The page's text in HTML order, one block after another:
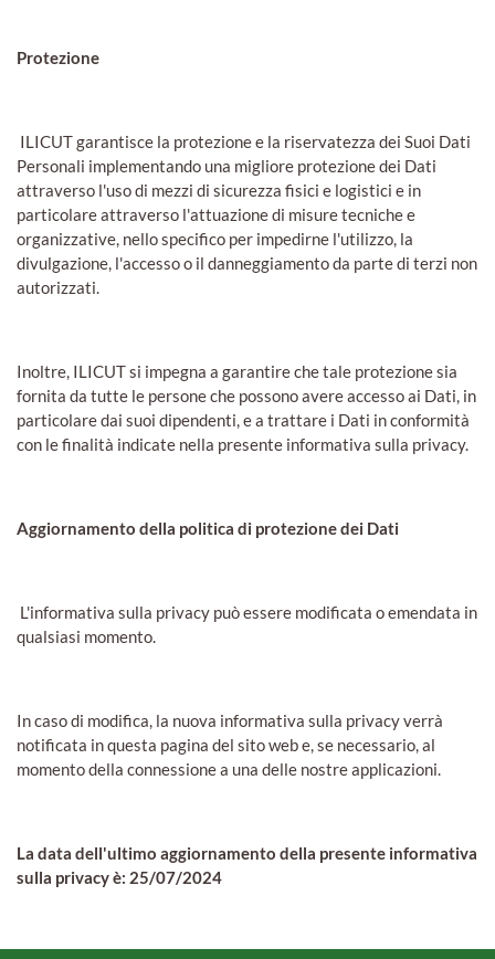
Protezione
ILICUT garantisce la protezione e la riservatezza dei Suoi Dati
Personali implementando una migliore protezione dei Dati
attraverso l'uso di mezzi di sicurezza fisici e logistici e in
particolare attraverso l'attuazione di misure tecniche e
organizzative, nello specifico per impedirne l'utilizzo, la
divulgazione, l'accesso o il danneggiamento da parte di terzi non
autorizzati.
Inoltre, ILICUT si impegna a garantire che tale protezione sia
fornita da tutte le persone che possono avere accesso ai Dati, in
particolare dai suoi dipendenti, e a trattare i Dati in conformità
con le finalità indicate nella presente informativa sulla privacy.
Aggiornamento della politica di protezione dei Dati
L'informativa sulla privacy può essere modificata o emendata in
qualsiasi momento.
In caso di modifica, la nuova informativa sulla privacy verrà
notificata in questa pagina del sito web e, se necessario, al
momento della connessione a una delle nostre applicazioni.
La data dell'ultimo aggiornamento della presente informativa
sulla privacy è: 25/07/2024